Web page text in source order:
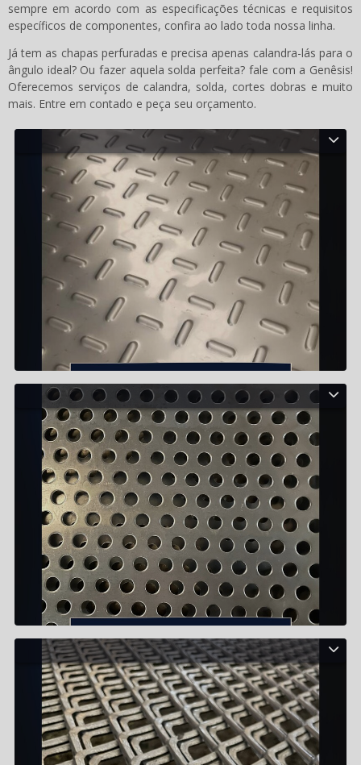
sempre em acordo com as especificações técnicas e requisitos
específicos de componentes, confira ao lado toda nossa linha.
Já tem as chapas perfuradas e precisa apenas calandra-lás para o
ângulo ideal? Ou fazer aquela solda perfeita? fale com a Genêsis!
Oferecemos serviços de calandra, solda, cortes dobras e muito
mais. Entre em contado e peça seu orçamento.